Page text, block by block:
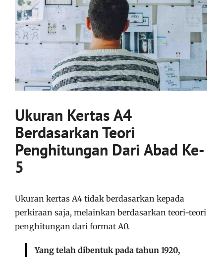
Ukuran Kertas A4
Berdasarkan Teori
Penghitungan Dari Abad Ke-
5
Ukuran kertas A4 tidak berdasarkan kepada
perkiraan saja, melainkan berdasarkan teori-teori
penghitungan dari format A0.
Yang telah dibentuk pada tahun 1920,